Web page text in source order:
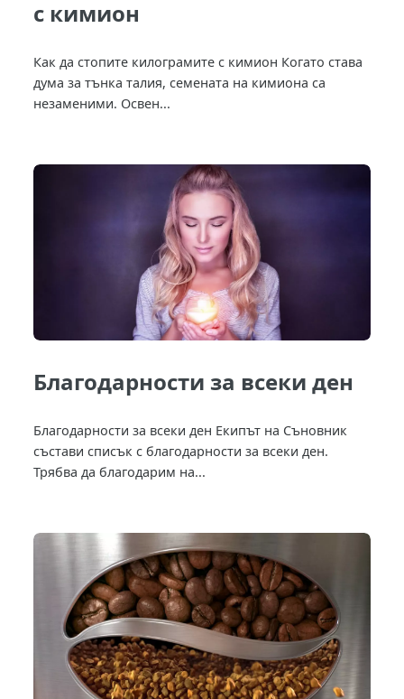
с кимион
Как да стопите килограмите с кимион Когато става
дума за тънка талия, семената на кимиона са
незаменими. Освен...
Благодарности за всеки ден
Благодарности за всеки ден Екипът на Съновник
състави списък с благодарности за всеки ден.
Tpябвa дa блaгoдapим нa...